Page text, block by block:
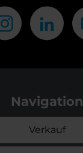
Navigation
Verkauf